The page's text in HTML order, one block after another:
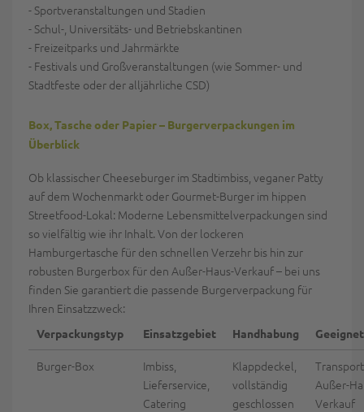
- Sportveranstaltungen und Stadien
- Schul-, Universitäts- und Betriebskantinen
- Freizeitparks und Jahrmärkte
- Festivals und Großveranstaltungen (wie Sommer- und
Stadtfeste oder der alljährliche CSD)
Box, Tasche oder Papier – Burgerverpackungen im
Überblick
Ob klassischer Cheeseburger im Stadtimbiss, veganer Patty
auf dem Wochenmarkt oder Gourmet-Burger im hippen
Streetfood-Lokal: Moderne Lebensmittelverpackungen sind
so vielfältig wie ihr Inhalt. Von der lockeren
Hamburgertasche für den schnellen Verzehr bis hin zur
robusten Burgerbox für den Außer-Haus-Verkauf – bei uns
finden Sie garantiert die passende Burgerverpackung für
Ihren Einsatzzweck:
Verpackungstyp Einsatzgebiet Handhabung
Burger-Box
Imbiss,
Lieferservice,
Catering
Klappdeckel,
vollständig
geschlossen
Außer-
Verkauf